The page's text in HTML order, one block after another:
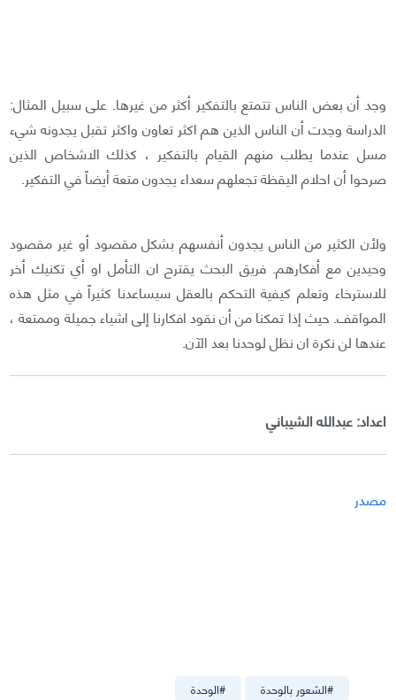
وجد أن بعض الناس تتمتع بالتفكير أكثر من غيرها. على سبيل المثال:
الدراسة وجدت أن الناس الذين هم اكثر تعاون واكثر تقبل يجدونه شيء
مسل عندما يطلب منهم القيام بالتفكير ، كذلك الاشخاص الذين
صرحوا أن احلام اليقظة تجعلهم سعداء يجدون متعة أيضاً في التفكير.
ولأن الكثير من الناس يجدون أنفسهم بشكل مقصود أو غير مقصود
وحيدين مع أفكارهم. فريق البحث يقترح ان التأمل او أي تكنيك أخر
للاسترخاء وتعلم كيفية التحكم بالعقل سيساعدنا كثيراً في مثل هذه
المواقف. حيث إذا تمكنا من أن نقود افكارنا إلى اشياء جميلة وممتعة ،
عندها لن نكرة ان نظل لوحدنا بعد الآن.
اعداد: عبدالله الشيباني
مصدر
#الوحدة #الشعور بالوحدة